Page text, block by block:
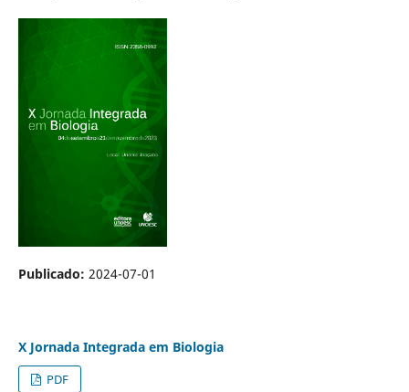
Publicado: 2024-07-01
X Jornada Integrada em Biologia
PDF